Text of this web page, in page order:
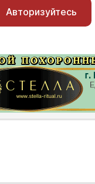
Авторизуйтесь